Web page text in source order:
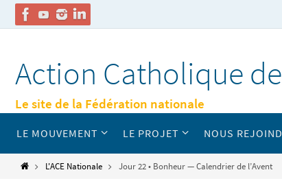
contenu
Action Catholique
Le site de la Fédération nationale
contenu
LE MOUVEMENT LE PROJET NOUS
HomeL'ACE Nationale Jour 22 • Bonheur — Calendrier de l’Avent